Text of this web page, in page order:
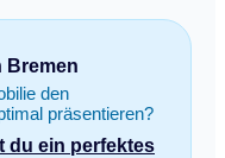
Bremen
den
präsentieren?
du ein perfektes